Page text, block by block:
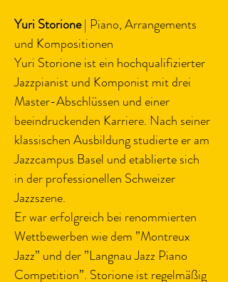
Yuri Storione | Piano, Arrangements
und Kompositionen
Yuri Storione ist ein hochqualifizierter
Jazzpianist und Komponist mit drei
Master-Abschlüssen und einer
beeindruckenden Karriere. Nach seiner
klassischen Ausbildung studierte er am
Jazzcampus Basel und etablierte sich
in der professionellen Schweizer
Jazzszene.
Er war erfolgreich bei renommierten
Wettbewerben wie dem ”Montreux
Jazz” und der ”Langnau Jazz Piano
Competition”. Storione ist regelmäßig